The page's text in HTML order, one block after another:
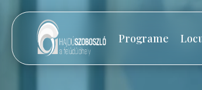
Programe